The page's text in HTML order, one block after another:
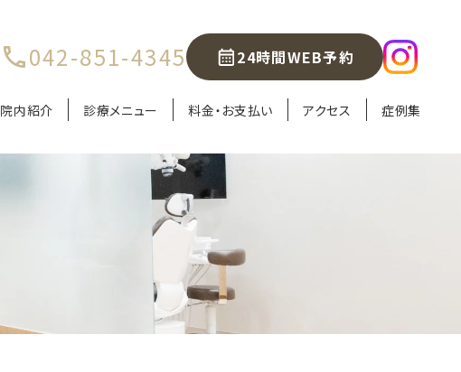
042-851-4345 24時間WEB予約
院内紹介 診療メニュー 料金・お支払い アクセス 症例集